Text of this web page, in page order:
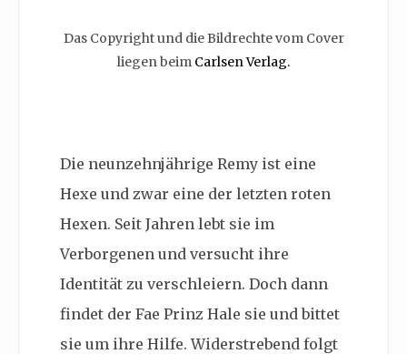
Das Copyright und die Bildrechte vom Cover
liegen beim Carlsen Verlag.
Die neunzehnjährige Remy ist eine
Hexe und zwar eine der letzten roten
Hexen. Seit Jahren lebt sie im
Verborgenen und versucht ihre
Identität zu verschleiern. Doch dann
findet der Fae Prinz Hale sie und bittet
sie um ihre Hilfe. Widerstrebend folgt